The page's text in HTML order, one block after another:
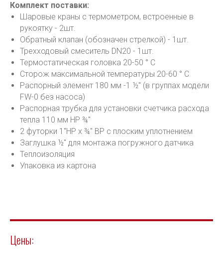
Комплект поставки:
Шаровые краны с термометром, встроенные в
рукоятку - 2шт.
Обратный клапан (обозначен стрелкой) - 1шт.
Трехходовый смеситель DN20 - 1шт.
Термостатическая головка 20-50 ° С
Сторож максимальной температуры 20-60 ° С
Распорный элемент 180 мм -1 ½" (в группах модели
FW-0 без насоса)
Распорная трубка для установки счетчика расхода
тепла 110 мм НР ¾"
2 футорки 1"HP x ¾" BP с плоским уплотнением
Заглушка ½" для монтажа погружного датчика
Теплоизоляция
Упаковка из картона
Цены: